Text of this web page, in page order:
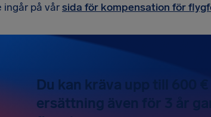
ingår på vårsida för kompensation för
Du kan kräva upp till 600 € i
ersättning även för 3 år